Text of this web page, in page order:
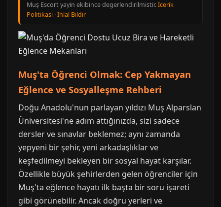
Muş Escort yayin ekibince degerlendirilmistir.Icerik
Politikasi ·Ihlal Bildir
Muş'ta Öğrenci Olmak: Cep Yakmayan
Eğlence ve Sosyalleşme Rehberi
Doğu Anadolu'nun parlayan yıldızı Muş Alparslan
Üniversitesi'ne adım attığınızda, sizi sadece
dersler ve sınavlar beklemez; aynı zamanda
yepyeni bir şehir, yeni arkadaşlıklar ve
keşfedilmeyi bekleyen bir sosyal hayat karşılar.
Özellikle büyük şehirlerden gelen öğrenciler için
Muş'ta eğlence hayatı ilk başta bir soru işareti
gibi görünebilir. Ancak doğru yerleri ve